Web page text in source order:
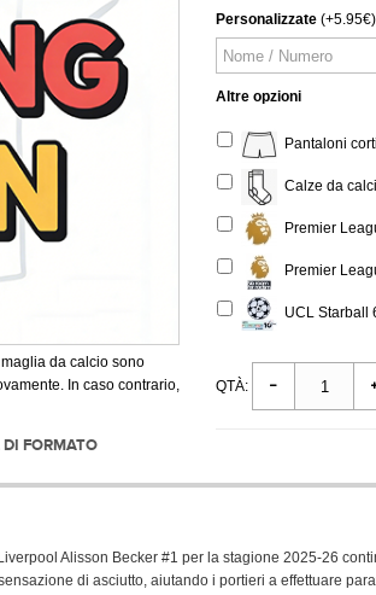
da calcio sono
In caso contrario,
Personalizzate (+5.95€)
Altre opzioni
Pantaloni
Calze da
Premier
Premier
UCL Starball
QTÀ:
FORMATO
Alisson Becker #1 per la stagione 2025-26
di asciutto, aiutando i portieri a effettuare